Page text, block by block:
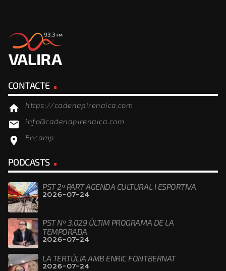
CONTACTE
home https://cadenapirenaica.com
email info@cadenapirenaica.com
location_on Encamp
PODCASTS
PST 2ª PART AGENDA CULTURAL I ESPORTIVA
2026-07-24
PST Nº 3.029 ÚLTIM PROGRAMA DE LA
TEMPORADA
2026-07-24
LA TERTÚLIA AMB ENRIC FONTBERNAT
2026-07-24